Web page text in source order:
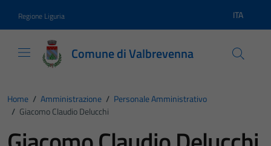
Regione Liguria Lingua
ITA
Comune di Valbrevenna
Home / Amministrazione / Personale Amministrativo
/ Giacomo Claudio Delucchi